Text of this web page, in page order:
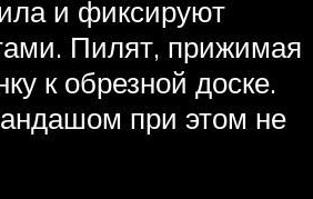
и фиксируют
Пилят, прижимая
к обрезной доске.
при этом не